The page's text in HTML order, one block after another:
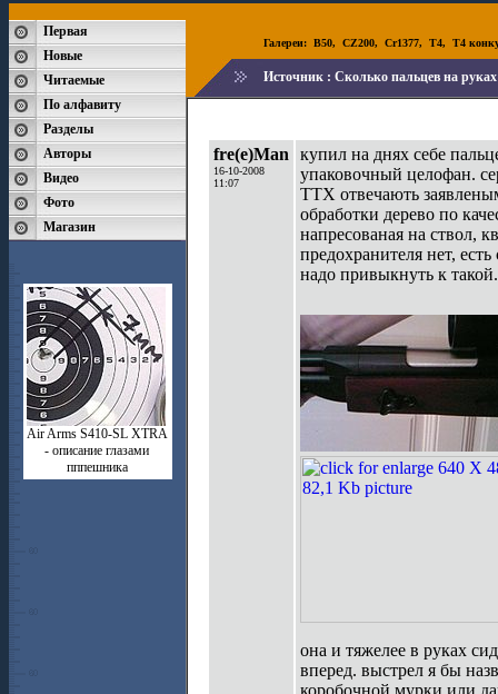
Первая
Новые
Читаемые
По алфавиту
Разделы
Авторы
Видео
Фото
Магазин
Air Arms S410-SL XTRA
- описание глазами
пппешника
Галереи: B50, CZ200, Cr1377, T4, T4
Источник : Сколько пальцев на
fre(e)Man
16-10-2008
11:07
купил на днях себе
упаковочный целофан.
ТТХ отвечають
обработки дерево по
напресованая на ствол,
предохранителя нет,
надо привыкнуть к такой.
она и тяжелее в руках
вперед. выстрел я бы
коробочной мурки или